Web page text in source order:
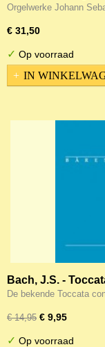
Orgelwerke Johann
€ 31,50
✓ Op voorraad
IN
Bach, J.S. -
De bekende Toccata
€ 14,95 € 9,95
✓ Op voorraad